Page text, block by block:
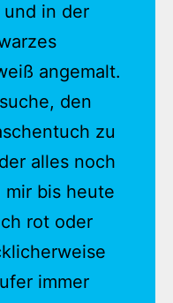
in der
angemalt.
den
zu
alles noch
mir bis heute
rot oder
immer